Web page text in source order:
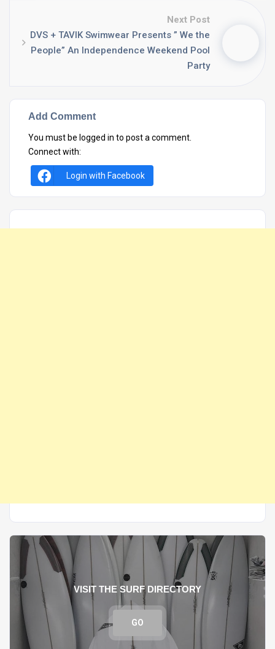
Next Post
DVS + TAVIK Swimwear Presents ” We the
People” An Independence Weekend Pool
Party
Add Comment
You must be logged in to post a comment.
Connect with:
Login with Facebook
VISIT THE SURF DIRECTORY
GO